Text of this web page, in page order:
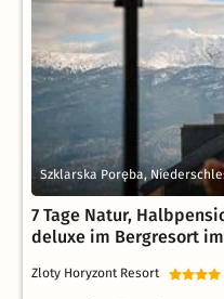
Szklarska Poręba,
7 Tage Natur,
deluxe im Bergresort
Zloty Horyzont Resort